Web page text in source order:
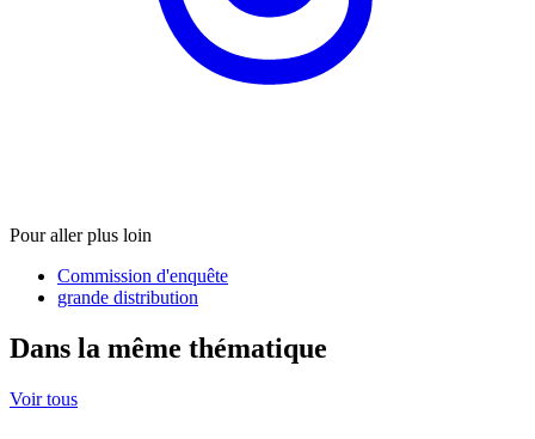
Pour aller plus loin
Commission d'enquête
grande distribution
Dans la même thématique
Voir tous